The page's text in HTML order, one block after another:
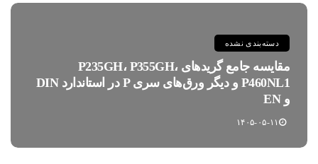
دسته‌بندی نشده
مقایسه جامع گریدهای P235GH، P355GH،
P460NL1 و دیگر ورق‌های سری P در استاندارد DIN
و EN
۱۴۰۵-۰۵-۱۱